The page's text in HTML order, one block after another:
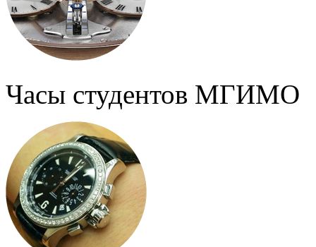
Часы студентов МГИМО